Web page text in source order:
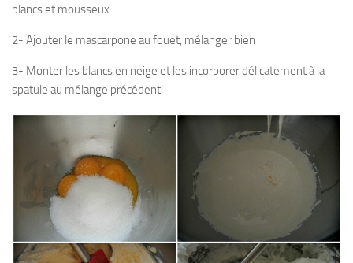
blancs et mousseux.
2- Ajouter le mascarpone au fouet, mélanger bien
3- Monter les blancs en neige et les incorporer délicatement à la
spatule au mélange précédent.